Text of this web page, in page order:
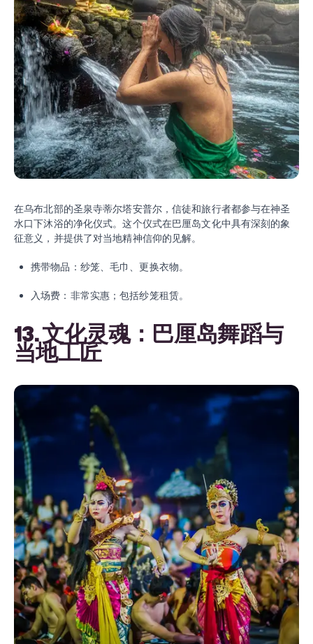
在乌布北部的圣泉寺蒂尔塔安普尔，信徒和旅行者都参与在神圣
水口下沐浴的净化仪式。这个仪式在巴厘岛文化中具有深刻的象
征意义，并提供了对当地精神信仰的见解。
携带物品：纱笼、毛巾、更换衣物。
入场费：非常实惠；包括纱笼租赁。
13. 文化灵魂：巴厘岛舞蹈与
当地工匠